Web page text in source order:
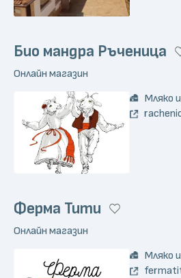
Био мандра Ръченица
Онлайн магазин
Мляко
Ферма Тити
Онлайн магазин
Мляко